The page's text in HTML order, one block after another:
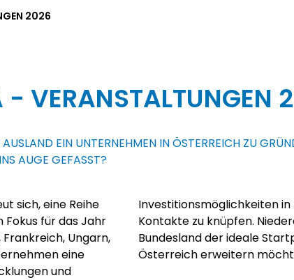
2026
- VERANSTALTUNGEN
EIN UNTERNEHMEN IN ÖSTERREICH ZU
AUGE GEFASST?
sich, eine Reihe
für das Jahr
Ungarn,
eine
und
und wertvolle
ihre Geschäfte in
Österreich erweitern